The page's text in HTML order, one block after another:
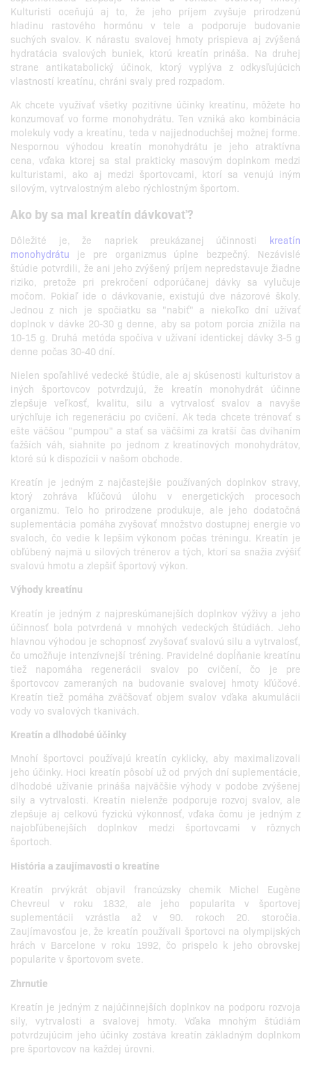
Kulturisti oceňujú aj to, že jeho príjem zvyšuje prirodzenú
hladinu rastového hormónu v tele a podporuje budovanie
suchých svalov. K nárastu svalovej hmoty prispieva aj zvýšená
hydratácia svalových buniek, ktorú kreatín prináša. Na druhej
strane antikatabolický účinok, ktorý vyplýva z odkysľujúcich
vlastností kreatínu, chráni svaly pred rozpadom.
Ak chcete využívať všetky pozitívne účinky kreatínu, môžete ho
konzumovať vo forme monohydrátu. Ten vzniká ako kombinácia
molekuly vody a kreatínu, teda v najjednoduchšej možnej forme.
Nespornou výhodou kreatín monohydrátu je jeho atraktívna
cena, vďaka ktorej sa stal prakticky masovým doplnkom medzi
kulturistami, ako aj medzi športovcami, ktorí sa venujú iným
silovým, vytrvalostným alebo rýchlostným športom.
Ako by sa mal kreatín dávkovať?
Dôležité je, že napriek preukázanej účinnosti kreatín
monohydrátu je pre organizmus úplne bezpečný. Nezávislé
štúdie potvrdili, že ani jeho zvýšený príjem nepredstavuje žiadne
riziko, pretože pri prekročení odporúčanej dávky sa vylučuje
močom. Pokiaľ ide o dávkovanie, existujú dve názorové školy.
Jednou z nich je spočiatku sa "nabiť" a niekoľko dní užívať
doplnok v dávke 20-30 g denne, aby sa potom porcia znížila na
10-15 g. Druhá metóda spočíva v užívaní identickej dávky 3-5 g
denne počas 30-40 dní.
Nielen spoľahlivé vedecké štúdie, ale aj skúsenosti kulturistov a
iných športovcov potvrdzujú, že kreatín monohydrát účinne
zlepšuje veľkosť, kvalitu, silu a vytrvalosť svalov a navyše
urýchľuje ich regeneráciu po cvičení. Ak teda chcete trénovať s
ešte väčšou "pumpou" a stať sa väčšími za kratší čas dvíhaním
ťažších váh, siahnite po jednom z kreatínových monohydrátov,
ktoré sú k dispozícii v našom obchode.
Kreatín je jedným z najčastejšie používaných doplnkov stravy,
ktorý zohráva kľúčovú úlohu v energetických procesoch
organizmu. Telo ho prirodzene produkuje, ale jeho dodatočná
suplementácia pomáha zvyšovať množstvo dostupnej energie vo
svaloch, čo vedie k lepším výkonom počas tréningu. Kreatín je
obľúbený najmä u silových trénerov a tých, ktorí sa snažia zvýšiť
svalovú hmotu a zlepšiť športový výkon.
Výhody kreatínu
Kreatín je jedným z najpreskúmanejších doplnkov výživy a jeho
účinnosť bola potvrdená v mnohých vedeckých štúdiách. Jeho
hlavnou výhodou je schopnosť zvyšovať svalovú silu a vytrvalosť,
čo umožňuje intenzívnejší tréning. Pravidelné dopĺňanie kreatínu
tiež napomáha regenerácii svalov po cvičení, čo je pre
športovcov zameraných na budovanie svalovej hmoty kľúčové.
Kreatín tiež pomáha zväčšovať objem svalov vďaka akumulácii
vody vo svalových tkanivách.
Kreatín a dlhodobé účinky
Mnohí športovci používajú kreatín cyklicky, aby maximalizovali
jeho účinky. Hoci kreatín pôsobí už od prvých dní suplementácie,
dlhodobé užívanie prináša najväčšie výhody v podobe zvýšenej
sily a vytrvalosti. Kreatín nielenže podporuje rozvoj svalov, ale
zlepšuje aj celkovú fyzickú výkonnosť, vďaka čomu je jedným z
najobľúbenejších doplnkov medzi športovcami v rôznych
športoch.
História a zaujímavosti o kreatíne
Kreatín prvýkrát objavil francúzsky chemik Michel Eugène
Chevreul v roku 1832, ale jeho popularita v športovej
suplementácii vzrástla až v 90. rokoch 20. storočia.
Zaujímavosťou je, že kreatín používali športovci na olympijských
hrách v Barcelone v roku 1992, čo prispelo k jeho obrovskej
popularite v športovom svete.
Zhrnutie
Kreatín je jedným z najúčinnejších doplnkov na podporu rozvoja
sily, vytrvalosti a svalovej hmoty. Vďaka mnohým štúdiám
potvrdzujúcim jeho účinky zostáva kreatín základným doplnkom
pre športovcov na každej úrovni.